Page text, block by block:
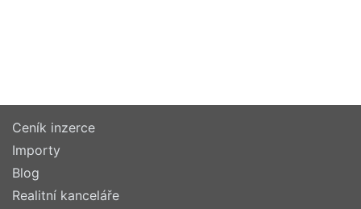
Ceník inzerce
Importy
Blog
Realitní kanceláře